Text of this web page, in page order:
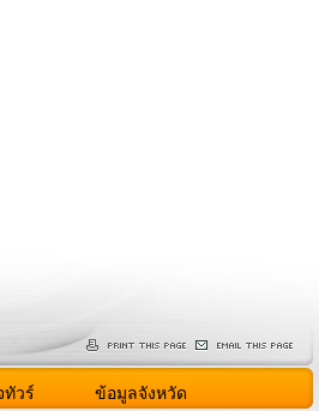
ทัวร์ ข้อมูลจังหวัด